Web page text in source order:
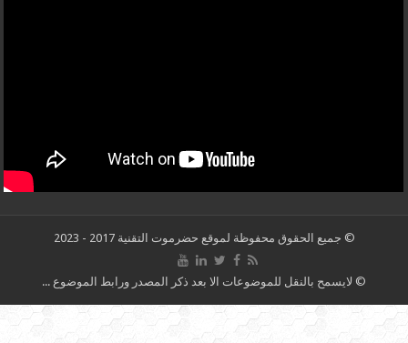
© جميع الحقوق محفوظة لموقع حضرموت التقنية 2017 - 2023
© لايسمح بالنقل للموضوعات الا بعد ذكر المصدر ورابط الموضوع ...